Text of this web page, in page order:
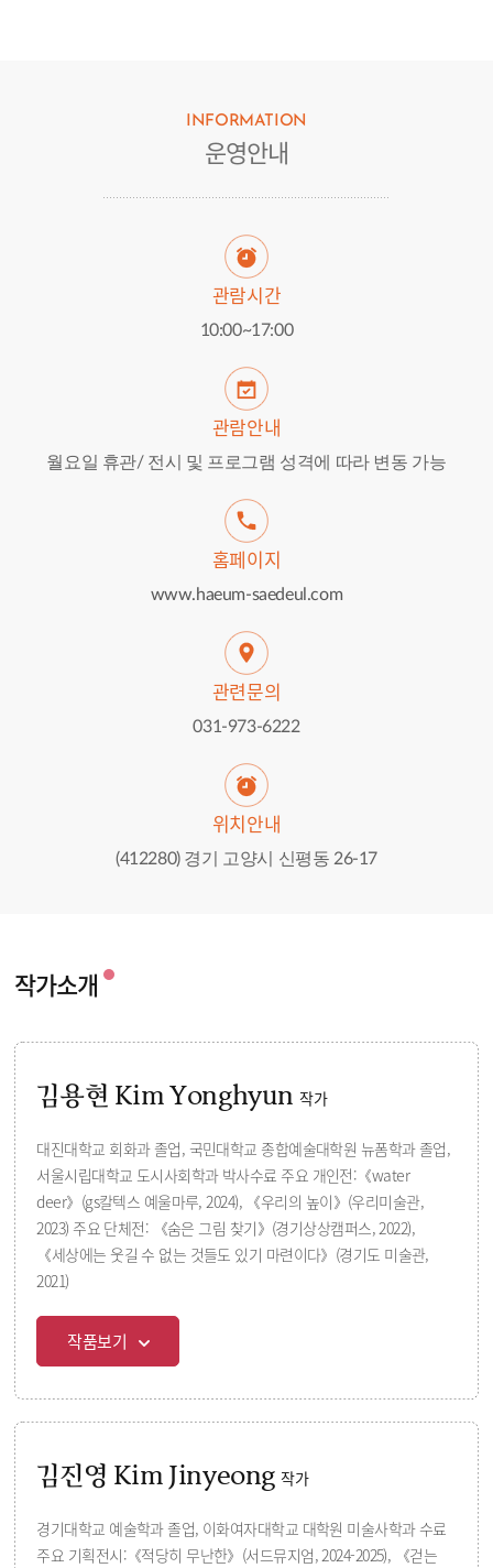
INFORMATION
운영안내
관람시간
10:00~17:00
관람안내
월요일 휴관/ 전시 및 프로그램 성격에 따라 변동 가능
홈페이지
www.haeum-saedeul.com
관련문의
031-973-6222
위치안내
(412280) 경기 고양시 신평동 26-17
작가소개
김용현 Kim Yonghyun 작가
대진대학교 회화과 졸업, 국민대학교 종합예술대학원 뉴폼학과 졸업,
서울시립대학교 도시사회학과 박사수료 주요 개인전:《water
deer》(gs칼텍스 예울마루, 2024), 《우리의 높이》(우리미술관,
2023) 주요 단체전: 《숨은 그림 찾기》(경기상상캠퍼스, 2022),
《세상에는 웃길 수 없는 것들도 있기 마련이다》(경기도 미술관,
2021)
작품보기
김진영 Kim Jinyeong 작가
경기대학교 예술학과 졸업, 이화여자대학교 대학원 미술사학과 수료
주요 기획전시:《적당히 무난한》(서드뮤지엄, 2024-2025), 《걷는